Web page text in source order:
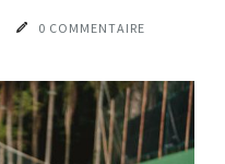
0 COMMENTAIRE